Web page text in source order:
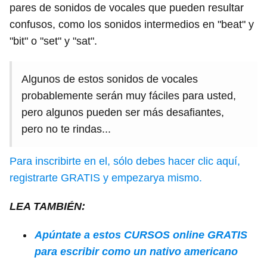
pares de sonidos de vocales que pueden resultar
confusos, como los sonidos intermedios en "beat" y
"bit" o "set" y "sat".
Algunos de estos sonidos de vocales
probablemente serán muy fáciles para usted,
pero algunos pueden ser más desafiantes,
pero no te rindas...
Para inscribirte en el, sólo debes hacer clic aquí,
registrarte GRATIS y empezarya mismo.
LEA TAMBIÉN:
Apúntate a estos CURSOS online GRATIS
para escribir como un nativo americano